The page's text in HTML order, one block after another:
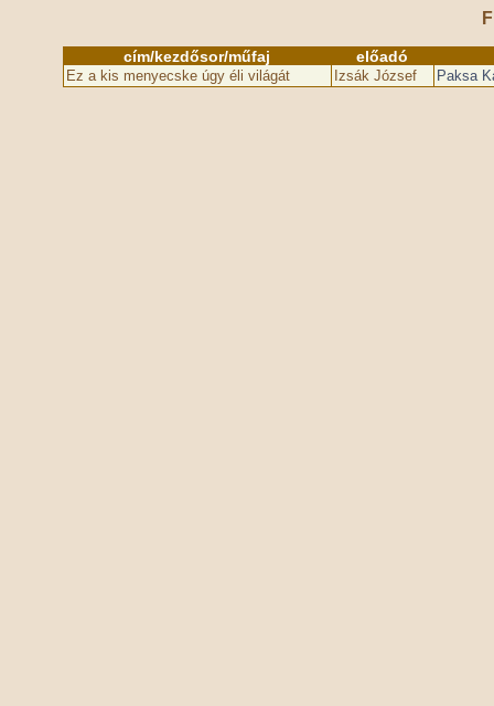
cím/kezdősor/műfaj előadó
Ez a kis menyecske úgy éli világát Izsák József Paksa